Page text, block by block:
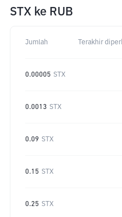
STX ke RUB
Jumlah Terakhir
0.00005 STX
0.0013 STX
0.09 STX
0.15 STX
0.25 STX